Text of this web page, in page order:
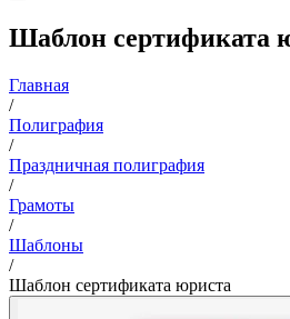
Шаблон сертификата
Главная
/
Полиграфия
/
Праздничная полиграфия
/
Грамоты
/
Шаблоны
/
Шаблон сертификата юриста